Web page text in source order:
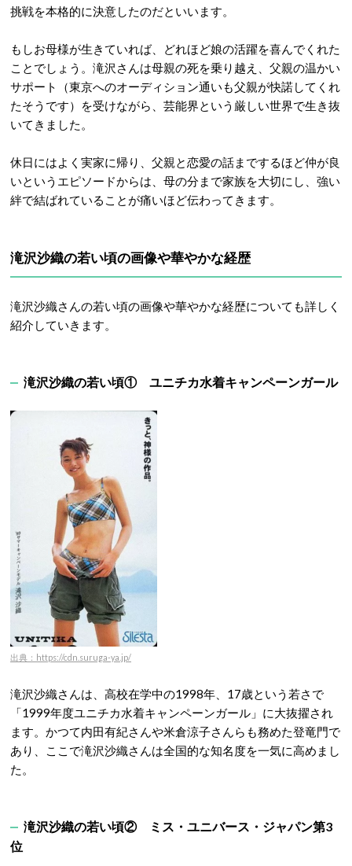
挑戦を本格的に決意したのだといいます。
もしお母様が生きていれば、どれほど娘の活躍を喜んでくれた
ことでしょう。滝沢さんは母親の死を乗り越え、父親の温かい
サポート（東京へのオーディション通いも父親が快諾してくれ
たそうです）を受けながら、芸能界という厳しい世界で生き抜
いてきました 。
休日にはよく実家に帰り、父親と恋愛の話までするほど仲が良
いというエピソードからは 、母の分まで家族を大切にし、強い
絆で結ばれていることが痛いほど伝わってきます。
滝沢沙織の若い頃の画像や華やかな経歴
滝沢沙織さんの若い頃の画像や華やかな経歴についても詳しく
紹介していきます。
滝沢沙織の若い頃① ユニチカ水着キャンペーンガール
出典：https://cdn.suruga-ya.jp/
滝沢沙織さんは、高校在学中の1998年、17歳という若さで
「1999年度ユニチカ水着キャンペーンガール」に大抜擢され
ます。かつて内田有紀さんや米倉涼子さんらも務めた登竜門で
あり、ここで滝沢沙織さんは全国的な知名度を一気に高めまし
た 。
滝沢沙織の若い頃②
ミス・ユニバース・ジャパン第3
位